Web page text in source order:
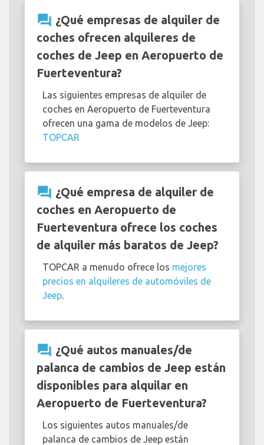
question_answer ¿Qué empresas de alquiler de
coches ofrecen alquileres de
coches de Jeep en Aeropuerto de
Fuerteventura?
Las siguientes empresas de alquiler de
coches en Aeropuerto de Fuerteventura
ofrecen una gama de modelos de Jeep:
TOPCAR
question_answer ¿Qué empresa de alquiler de
coches en Aeropuerto de
Fuerteventura ofrece los coches
de alquiler más baratos de Jeep?
TOPCAR a menudo ofrece los mejores
precios en alquileres de automóviles de
Jeep
question_answer ¿Qué autos manuales/de
palanca de cambios de Jeep están
disponibles para alquilar en
Aeropuerto de Fuerteventura?
Los siguientes autos manuales/de
palanca de cambios de Jeep están